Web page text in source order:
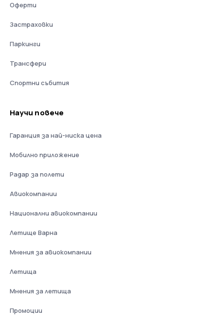
Оферти
Застраховки
Паркинги
Трансфери
Спортни събития
Научи повече
Гаранция за най-ниска цена
Мобилно приложение
Радар за полети
Авиокомпании
Национални авиокомпании
Летище Варна
Мнения за авиокомпании
Летища
Мнения за летища
Промоции